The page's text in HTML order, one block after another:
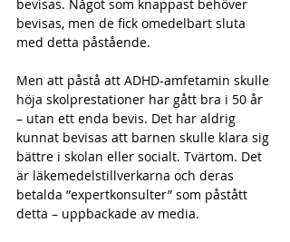
bevisas. Något som knappast behöver
bevisas, men de fick omedelbart sluta
med detta påstående.
Men att påstå att ADHD-amfetamin skulle
höja skolprestationer har gått bra i 50 år
– utan ett enda bevis. Det har aldrig
kunnat bevisas att barnen skulle klara sig
bättre i skolan eller socialt. Tvärtom. Det
är läkemedelstillverkarna och deras
betalda ”expertkonsulter” som påstått
detta – uppbackade av media.